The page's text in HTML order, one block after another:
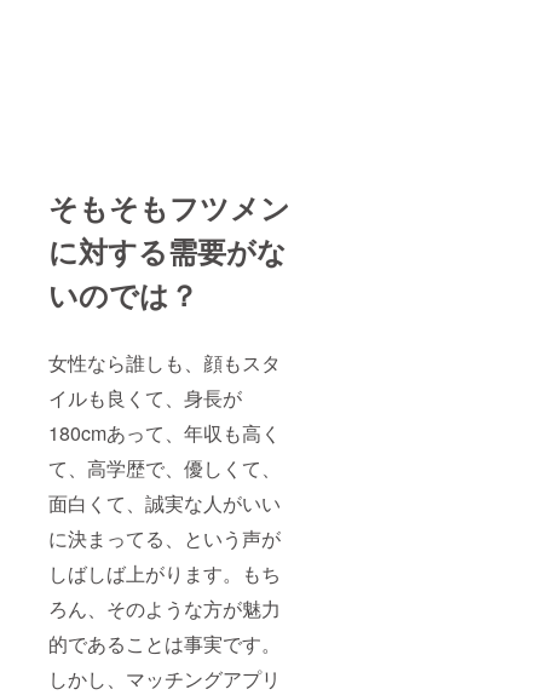
そもそもフツメン
に対する需要がな
いのでは？
女性なら誰しも、顔もスタ
イルも良くて、身長が
180cmあって、年収も高く
て、高学歴で、優しくて、
面白くて、誠実な人がいい
に決まってる、という声が
しばしば上がります。もち
ろん、そのような方が魅力
的であることは事実です。
しかし、マッチングアプリ